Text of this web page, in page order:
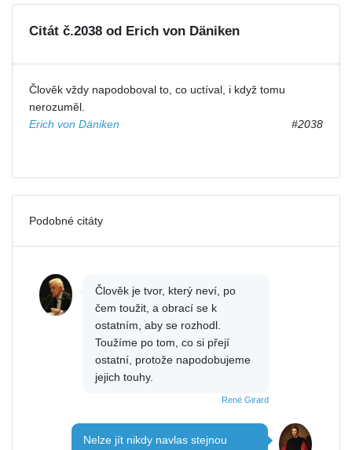
Citát č.2038 od Erich von Däniken
Člověk vždy napodoboval to, co uctíval, i když tomu
nerozuměl.
Erich von Däniken
#2038
Podobné citáty
Člověk je tvor, který neví, po
čem toužit, a obrací se k
ostatním, aby se rozhodl.
Toužíme po tom, co si přejí
ostatní, protože napodobujeme
jejich touhy.
René Girard
Nelze jít nikdy navlas stejnou